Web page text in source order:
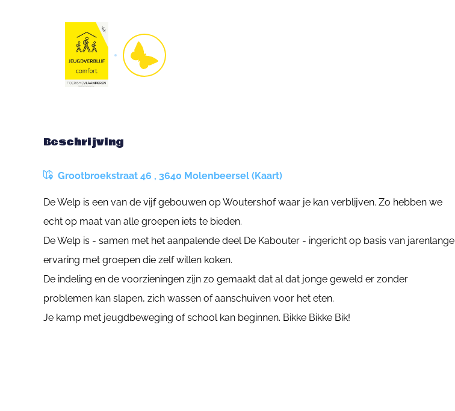
Beschrijving
Grootbroekstraat 46 , 3640 Molenbeersel (Kaart)
De Welp is een van de vijf gebouwen op Woutershof waar je kan verblijven. Zo hebben we
echt op maat van alle groepen iets te bieden.
De Welp is - samen met het aanpalende deel De Kabouter - ingericht op basis van jarenlange
ervaring met groepen die zelf willen koken.
De indeling en de voorzieningen zijn zo gemaakt dat al dat jonge geweld er zonder
problemen kan slapen, zich wassen of aanschuiven voor het eten.
Je kamp met jeugdbeweging of school kan beginnen. Bikke Bikke Bik!